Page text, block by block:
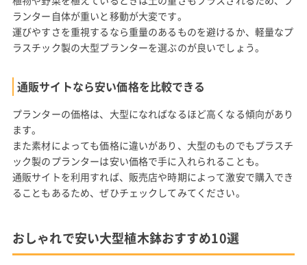
ランター自体が重いと移動が大変です。
運びやすさを重視するなら重量のあるものを避けるか、軽量なプ
ラスチック製の大型プランターを選ぶのが良いでしょう。
通販サイトなら安い価格を比較できる
プランターの価格は、大型になればなるほど高くなる傾向があり
ます。
また素材によっても価格に違いがあり、大型のものでもプラスチ
ック製のプランターは安い価格で手に入れられることも。
通販サイトを利用すれば、販売店や時期によって激安で購入でき
ることもあるため、ぜひチェックしてみてください。
おしゃれで安い大型植木鉢おすすめ10選